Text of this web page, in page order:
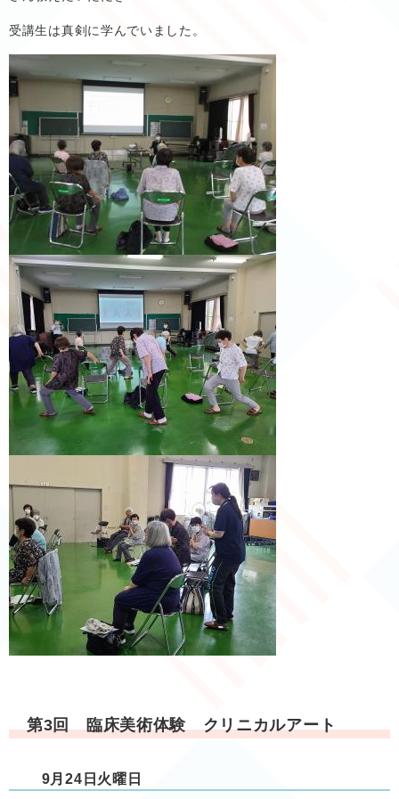
受講生は真剣に学んでいました。
第3回 臨床美術体験 クリニカルアート
9月24日火曜日